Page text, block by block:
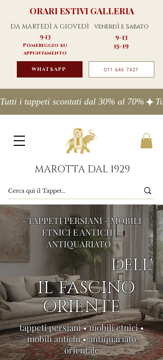
ORARI ESTIVI GALLERIA
DA MARTEDÌ A GIOVEDÌ venerdÌ e Sabato
9-13
Pomeriggio su
appuntamento
9-13
15-19
WHATSAPP 011 646 7427
Tutti i tappeti scontati dal 30% al 70%
MAROTTA DAL 1929
- TAPPETI PERSIANI - MOBILI
ETNICI E ANTICHI -
ANTIQUARIATO -
DELL'
IL FASCINO
ORIENTE
tappeti persiani • mobili etnici •
mobili antichi • antiquariato
orientale